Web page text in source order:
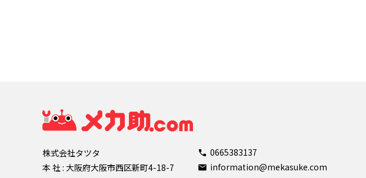
株式会社タツタ
本 社 : 大阪府大阪市西区新町4-18-7
0665383137
information@mekasuke.com